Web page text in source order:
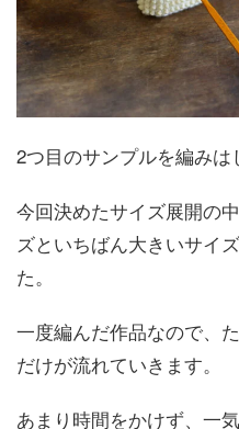
2つ目のサンプルを編みは
今回決めたサイズ展開の
ズといちばん大きいサイ
た。
一度編んだ作品なので、
だけが流れていきます。
あまり時間をかけず、一